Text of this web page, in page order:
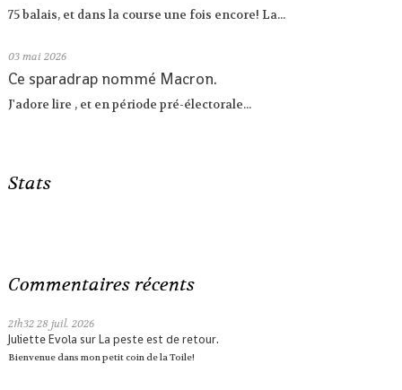
75 balais, et dans la course une fois encore! La...
03 mai 2026
Ce sparadrap nommé Macron.
J'adore lire , et en période pré-électorale...
Stats
Commentaires récents
21h32 28 juil. 2026
Juliette Evola surLa peste est de retour.
Bienvenue dans mon petit coin de la Toile!